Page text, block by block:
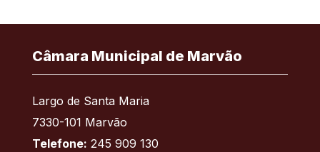
Câmara Municipal de Marvão
Largo de Santa Maria
7330-101 Marvão
Telefone: 245 909 130